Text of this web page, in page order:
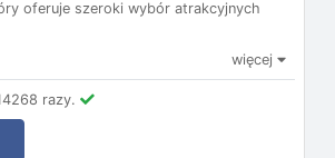
oferuje szeroki wybór atrakcyjnych
więcej
razy.